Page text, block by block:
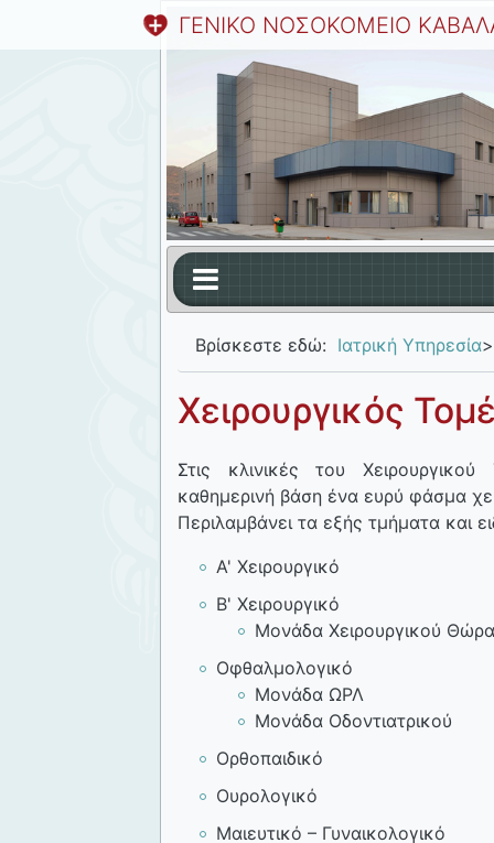
ΓΕΝΙΚΟ ΝΟΣΟΚΟΜΕΙΟ
Βρίσκεστε εδώ: Ιατρική Υπηρεσία>
Χειρουργικός
Στις κλινικές του
καθημερινή βάση ένα ευρύ φάσμα
Περιλαμβάνει τα εξής τμήματα και
Α' Χειρουργικό
Β' Χειρουργικό
Μονάδα Χειρουργικού
Οφθαλμολογικό
Μονάδα ΩΡΛ
Μονάδα Οδοντιατρικού
Ορθοπαιδικό
Ουρολογικό
Μαιευτικό – Γυναικολογικό